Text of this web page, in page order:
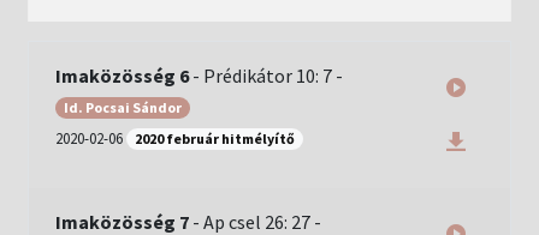
Imaközösség 6- Prédikátor 10: 7 -
Id. Pocsai Sándor
2020-02-06 2020 február hitmélyítő
Imaközösség 7 -Ap csel 26: 27 -